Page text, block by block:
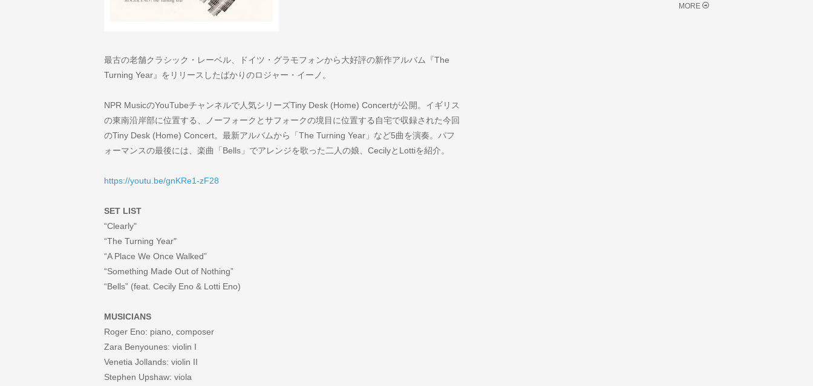
最古の老舗クラシック・レーベル、ドイツ・グラモフォンから大好評の新作アルバム『The
Turning Year』をリリースしたばかりのロジャー・イーノ。
NPR MusicのYouTubeチャンネルで人気シリーズTiny Desk (Home) Concertが公開。イギリス
の東南沿岸部に位置する、ノーフォークとサフォークの境目に位置する自宅で収録された今回
のTiny Desk (Home) Concert。最新アルバムから「The Turning Year」など5曲を演奏。パフ
ォーマンスの最後には、楽曲「Bells」でアレンジを歌った二人の娘、CecilyとLottiを紹介。
https://youtu.be/gnKRe1-zF28
SET LIST
“Clearly"
“The Turning Year"
“A Place We Once Walked”
“Something Made Out of Nothing”
“Bells” (feat. Cecily Eno & Lotti Eno)
MUSICIANS
Roger Eno: piano, composer
Zara Benyounes: violin I
Venetia Jollands: violin II
Stephen Upshaw: viola
MORE